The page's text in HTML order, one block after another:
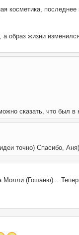
косметика,
образ жизни
сказать, что был в
точно) Спасибо, Аня)
(Гошаню)...